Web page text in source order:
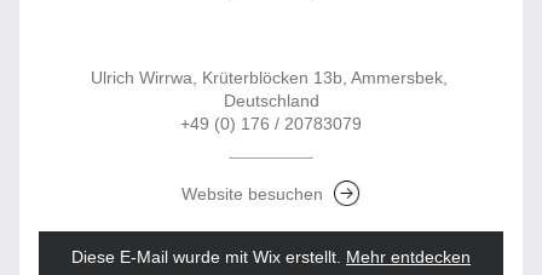
Ulrich Wirrwa, Krüterblöcken 13b, Ammersbek,
Deutschland
+49 (0) 176 / 20783079
Website besuchen
Diese E-Mail wurde mit Wix erstellt. Mehr entdecken